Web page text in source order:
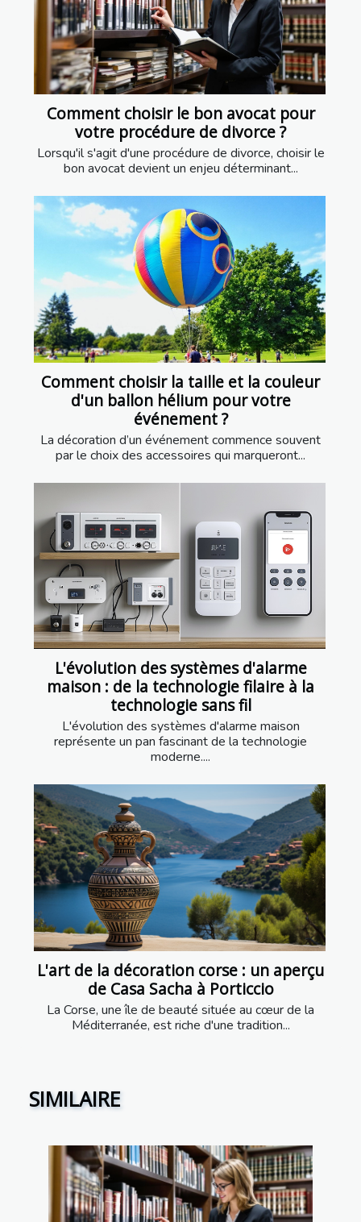
Comment choisir le bon avocat pour
votre procédure de divorce ?
Lorsqu'il s'agit d'une procédure de divorce, choisir le
bon avocat devient un enjeu déterminant...
Comment choisir la taille et la couleur
d'un ballon hélium pour votre
événement ?
La décoration d’un événement commence souvent
par le choix des accessoires qui marqueront...
L'évolution des systèmes d'alarme
maison : de la technologie filaire à la
technologie sans fil
L'évolution des systèmes d'alarme maison
représente un pan fascinant de la technologie
moderne....
L'art de la décoration corse : un aperçu
de Casa Sacha à Porticcio
La Corse, une île de beauté située au cœur de la
Méditerranée, est riche d'une tradition...
SIMILAIRE